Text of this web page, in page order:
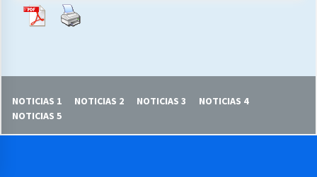
16/06/2026
NOTICIAS 1 NOTICIAS 2 NOTICIAS 3
NOTICIAS 4
NOTICIAS 5